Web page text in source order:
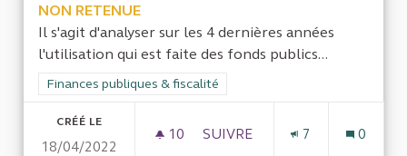
NON RETENUE
Il s'agit d'analyser sur les 4 dernières années
l'utilisation qui est faite des fonds publics...
Filtrer les résultats de la catégorie : Finances publiques &
Finances publiques & fiscalité
CRÉÉ LE
18/04/2022
10 10 ABONNÉS
SUIVRE
7 0